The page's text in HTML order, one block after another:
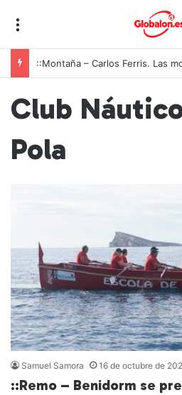
Club
Pola
Samuel Samora 16 de octubre de
::Remo – Benidorm se